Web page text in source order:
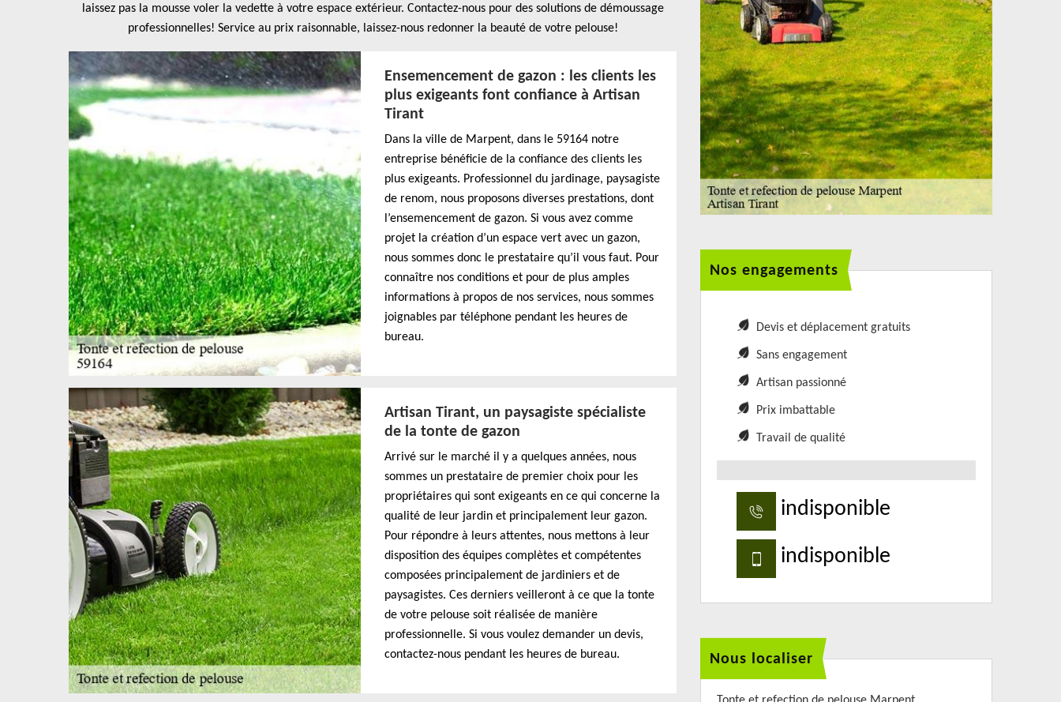
laissez pas la mousse voler la vedette à votre espace extérieur. Contactez-nous pour des solutions de démoussage
professionnelles! Service au prix raisonnable, laissez-nous redonner la beauté de votre pelouse!
Ensemencement de gazon : les clients les
plus exigeants font confiance à Artisan
Tirant
Dans la ville de Marpent, dans le 59164 notre
entreprise bénéficie de la confiance des clients les
plus exigeants. Professionnel du jardinage, paysagiste
de renom, nous proposons diverses prestations, dont
l’ensemencement de gazon. Si vous avez comme
projet la création d’un espace vert avec un gazon,
nous sommes donc le prestataire qu’il vous faut. Pour
connaître nos conditions et pour de plus amples
informations à propos de nos services, nous sommes
joignables par téléphone pendant les heures de
bureau.
Artisan Tirant, un paysagiste spécialiste
de la tonte de gazon
Arrivé sur le marché il y a quelques années, nous
sommes un prestataire de premier choix pour les
propriétaires qui sont exigeants en ce qui concerne la
qualité de leur jardin et principalement leur gazon.
Pour répondre à leurs attentes, nous mettons à leur
disposition des équipes complètes et compétentes
composées principalement de jardiniers et de
paysagistes. Ces derniers veilleront à ce que la tonte
de votre pelouse soit réalisée de manière
professionnelle. Si vous voulez demander un devis,
contactez-nous pendant les heures de bureau.
Nos engagements
Devis et déplacement gratuits
Sans engagement
Artisan passionné
Prix imbattable
Travail de qualité
indisponible
indisponible
Nous localiser